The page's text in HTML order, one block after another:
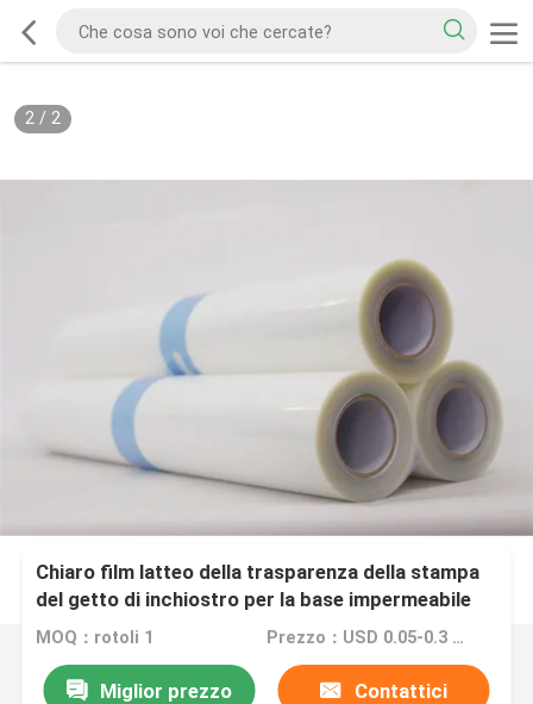
2/ 2
Chiaro film latteo della trasparenza della stampa
del getto di inchiostro per la base impermeabile
dell'ANIMALE DOMESTICO di stampa di schermo
MOQ：rotoli 1 Prezzo：USD 0.05-0.3 per sheet
Miglior prezzo Contattici